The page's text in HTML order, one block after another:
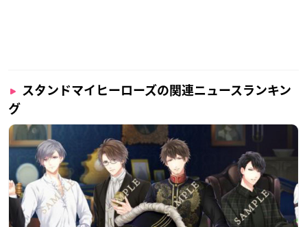
スタンドマイヒーローズの関連ニュースランキン
グ